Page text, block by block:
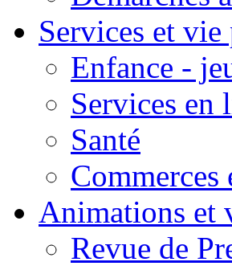
Services et vie
Enfance -
Services en
Santé
Commerces
Animations et
Revue de